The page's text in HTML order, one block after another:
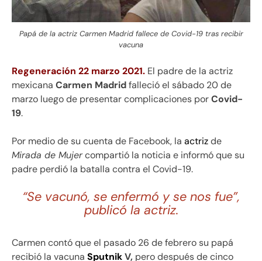
Papá de la actriz Carmen Madrid fallece de Covid-19 tras recibir
vacuna
Regeneración 22 marzo 2021. El padre de la actriz
mexicana Carmen Madridfalleció el sábado 20 de
marzo luego de presentar complicaciones porCovid-
19.
Por medio de su cuenta de Facebook, la actrizde
Mirada de Mujercompartió la noticia e informó que su
padre perdió la batalla contra el Covid-19.
“Se vacunó, se enfermó y se nos fue”,
publicó la actriz.
Carmen contó que el pasado 26 de febrero su papá
recibió la vacuna SputnikV, pero después de cinco